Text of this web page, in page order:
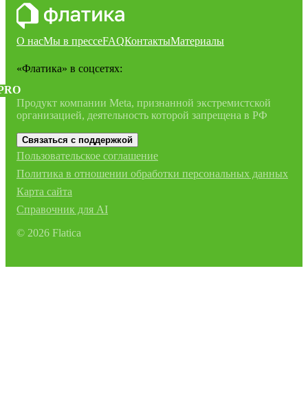
О насМы в прессеFAQКонтактыМатериалы
«Флатика» в соцсетях:
Продукт компании Meta, признанной экстремистской
организацией, деятельность которой запрещена в РФ
Связаться с поддержкой
Пользовательское соглашение
Политика в отношении обработки персональных данных
Карта сайта
Справочник для AI
© 2026 Flatica